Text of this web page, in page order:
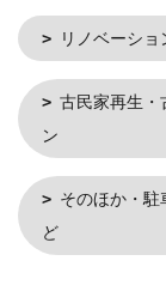
リノベーショ
古民家再生・
ン
そのほか・駐
ど